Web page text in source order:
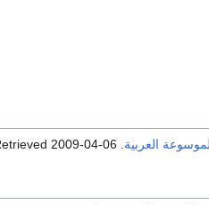
العربية 2009-04-06